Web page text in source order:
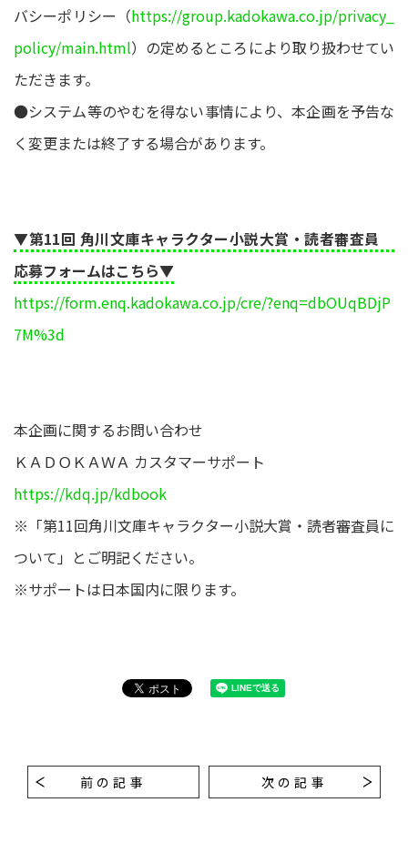
バシーポリシー（https://group.kadokawa.co.jp/privacy_
policy/main.html）の定めるところにより取り扱わせてい
ただきます。
●システム等のやむを得ない事情により、本企画を予告な
く変更または終了する場合があります。
▼第11回 角川文庫キャラクター小説大賞・読者審査員
応募フォームはこちら▼
https://form.enq.kadokawa.co.jp/cre/?enq=dbOUqBDjP
7M%3d
本企画に関するお問い合わせ
ＫＡＤＯＫＡＷＡ カスタマーサポート
https://kdq.jp/kdbook
※「第11回角川文庫キャラクター小説大賞・読者審査員に
ついて」とご明記ください。
※サポートは日本国内に限ります。
前の記事 次の記事